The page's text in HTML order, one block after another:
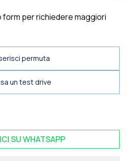
per richiedere maggiori
permuta
un test drive
SUWHATSAPP